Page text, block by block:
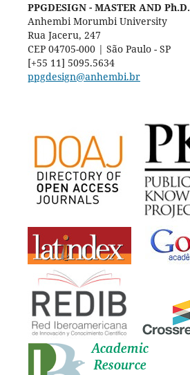
PPGDESIGN - MASTER AND Ph.D.
Anhembi Morumbi University
Rua Jaceru, 247
CEP 04705-000 | São Paulo - SP
[+55 11] 5095.5634
ppgdesign@anhembi.br